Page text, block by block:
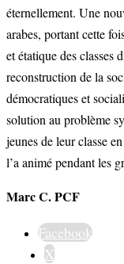
éternellement. Une
arabes, portant cette
et étatique des classes
reconstruction de la
démocratiques et
solution au problème
jeunes de leur classe
l’a animé pendant les
Marc C. PCF
Facebook
X